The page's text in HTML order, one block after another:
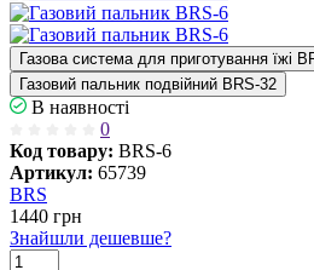
Газова система для приготування їжі
Газовий пальник подвійний BRS-32
В наявності
0
Код товару: BRS-6
Артикул: 65739
BRS
1440 грн
Знайшли дешевше?